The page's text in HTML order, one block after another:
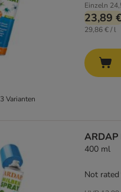
3 Varianten
Einzeln
23,89
29,86 € / l
400 ml
Not rated